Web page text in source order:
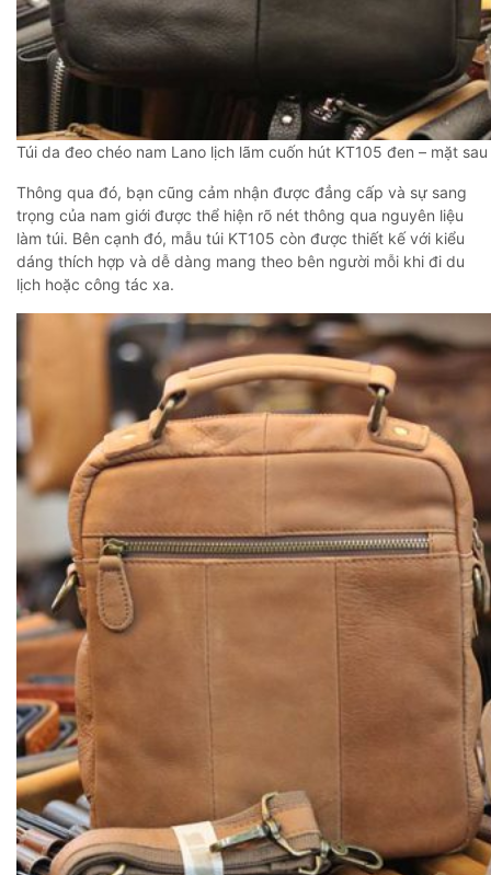
Túi da đeo chéo nam Lano lịch lãm cuốn hút KT105 đen – mặt sau
Thông qua đó, bạn cũng cảm nhận được đẳng cấp và sự sang
trọng của nam giới được thể hiện rõ nét thông qua nguyên liệu
làm túi. Bên cạnh đó, mẫu túi KT105 còn được thiết kế với kiểu
dáng thích hợp và dễ dàng mang theo bên người mỗi khi đi du
lịch hoặc công tác xa.